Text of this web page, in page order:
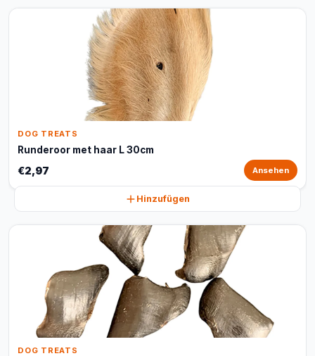
DOG TREATS
Runderoor met haar L 30cm
€2,97 Ansehen
Hinzufügen
DOG TREATS